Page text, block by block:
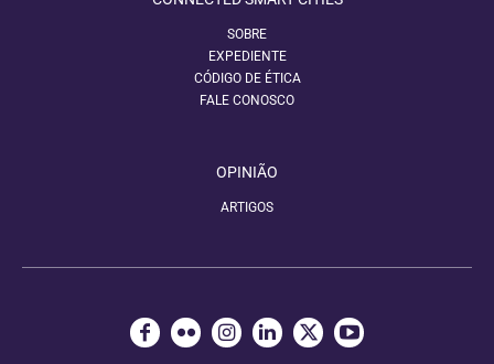
SOBRE
EXPEDIENTE
CÓDIGO DE ÉTICA
FALE CONOSCO
OPINIÃO
ARTIGOS